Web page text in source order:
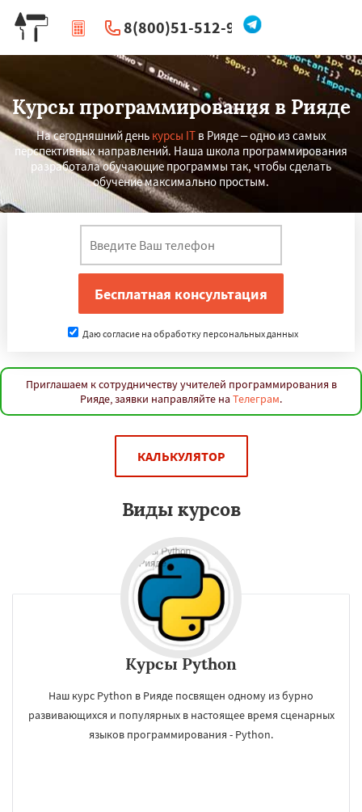
8(800)51-512-96
| Перезвоните мне
Курсы программирования в Рияде
На сегодняшний день курсы ITв Рияде – одно из самых
перспективных направлений. Наша школа программирования
разработала обучающие программы так, чтобы сделать
обучение максимально простым.
Даю согласие на обработку персональных данных
Приглашаем к сотрудничеству учителей программирования в
Рияде, заявки направляйте на Телеграм.
КАЛЬКУЛЯТОР
Виды курсов
Курсы Python
Наш курс Python в Рияде посвящен одному из бурно
развивающихся и популярных в настоящее время сценарных
языков программирования - Python.